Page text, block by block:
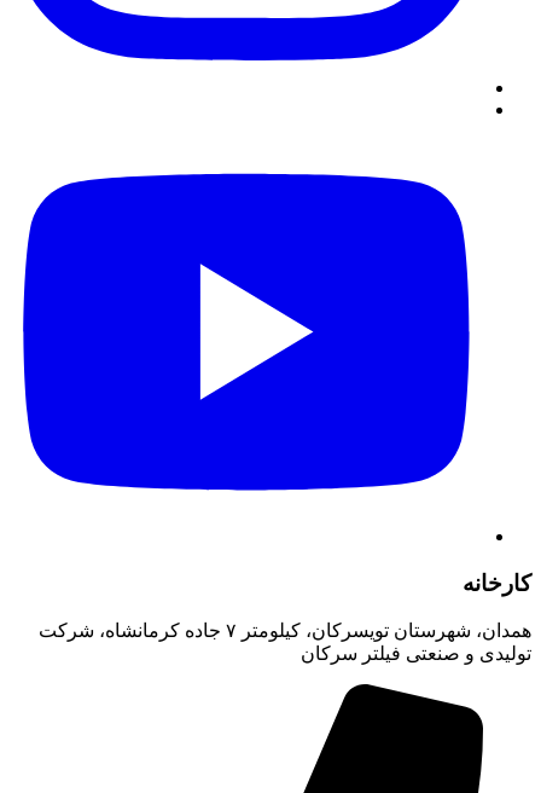
کارخانه
همدان، شهرستان تویسرکان، کیلومتر ۷ جاده کرمانشاه، شرکت
تولیدی و صنعتی فیلتر سرکان